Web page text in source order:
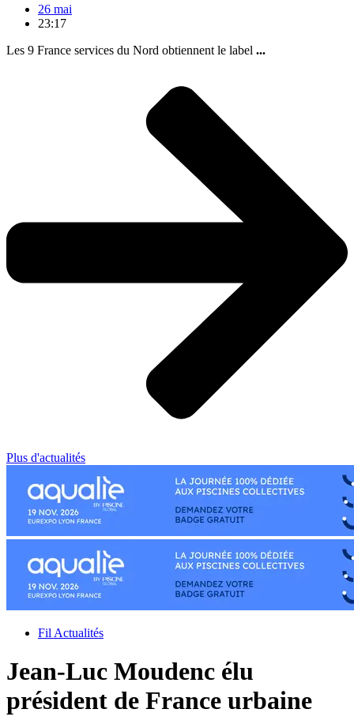
26 mai
23:17
Les 9 France services du Nord obtiennent le label ...
Plus d'actualités
Fil Actualités
Jean-Luc Moudenc élu
président de France urbaine